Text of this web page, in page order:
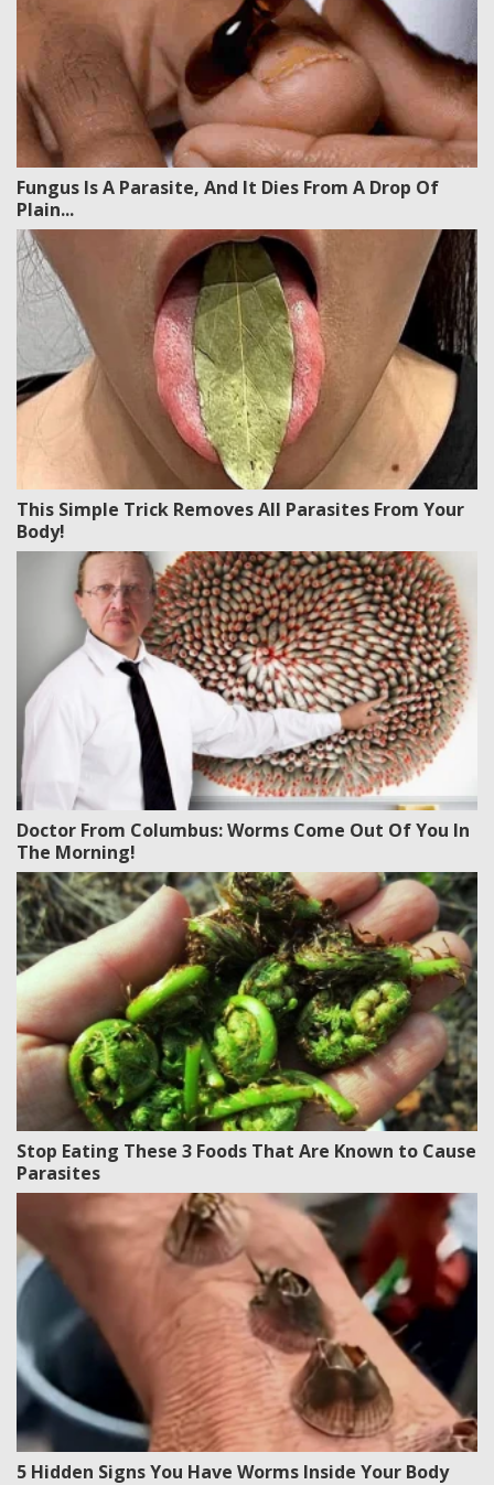
Fungus Is A Parasite, And It Dies From A Drop Of
Plain...
This Simple Trick Removes All Parasites From Your
Body!
Doctor From Columbus: Worms Come Out Of You In
The Morning!
Stop Eating These 3 Foods That Are Known to Cause
Parasites
5 Hidden Signs You Have Worms Inside Your Body